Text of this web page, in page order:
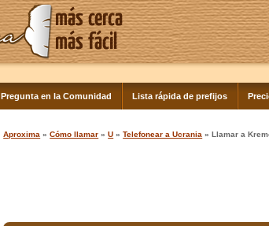
Pregunta en la Comunidad Lista rápida de prefijos
Aproxima »Cómo llamar »U »Telefonear a Ucrania » Llamar a